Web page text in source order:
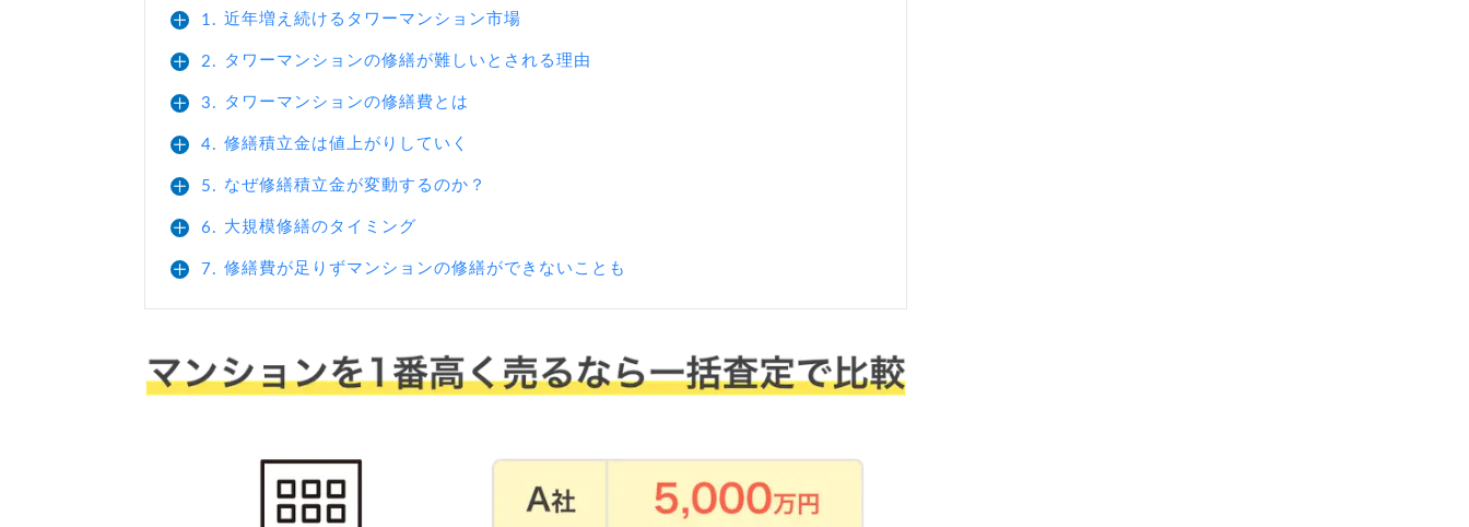
1. 近年増え続けるタワーマンション市場
2. タワーマンションの修繕が難しいとされる理由
3. タワーマンションの修繕費とは
4. 修繕積立金は値上がりしていく
5. なぜ修繕積立金が変動するのか？
6. 大規模修繕のタイミング
7. 修繕費が足りずマンションの修繕ができないことも